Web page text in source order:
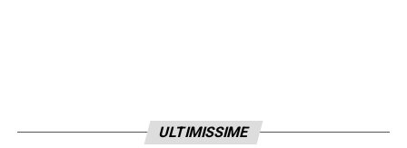
ULTIMISSIME